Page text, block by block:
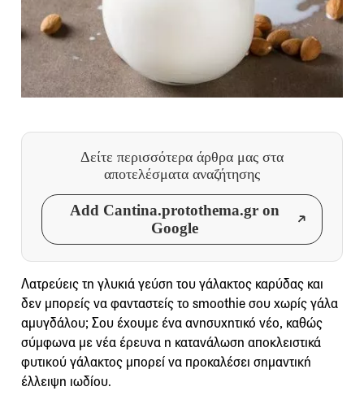
Δείτε περισσότερα άρθρα μας στα
αποτελέσματα αναζήτησης
Add Cantina.protothema.gr on
Google
Λατρεύεις τη γλυκιά γεύση του γάλακτος καρύδας και
δεν μπορείς να φανταστείς το smoothie σου χωρίς γάλα
αμυγδάλου; Σου έχουμε ένα ανησυχητικό νέο, καθώς
σύμφωνα με νέα έρευνα η κατανάλωση αποκλειστικά
φυτικού γάλακτος μπορεί να προκαλέσει σημαντική
έλλειψη ιωδίου.